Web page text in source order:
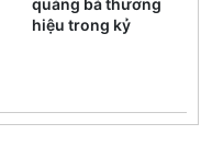
quảng bá thương
hiệu trong kỷ